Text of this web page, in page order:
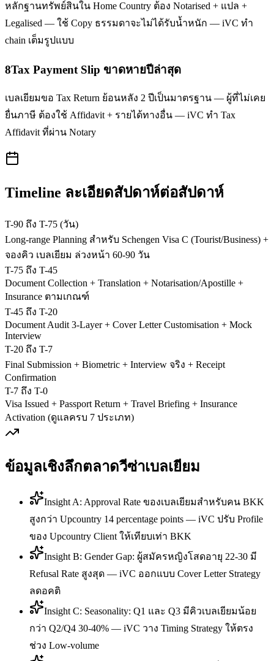
หลักฐานทรัพย์สินใน Home Country ต้อง Notarised + แปล +
Legalised — ใช้ Copy ธรรมดาจะไม่ได้รับน้ำหนัก — iVC ทำ
chain เต็มรูปแบบ
8Tax Payment Slip ขาดหายปีล่าสุด
เบลเยียมขอ Tax Return ย้อนหลัง 2 ปีเป็นมาตรฐาน — ผู้ที่ไม่เคย
ยื่นภาษี ต้องใช้ Affidavit + รายได้ทางอื่น — iVC ทำ Tax
Affidavit ที่ผ่าน Notary
Timeline ละเอียดสัปดาห์ต่อสัปดาห์
T-90 ถึง T-75 (วัน)
Long-range Planning สำหรับ Schengen Visa C (Tourist/Business) +
จองคิว เบลเยียม ล่วงหน้า 60-90 วัน
T-75 ถึง T-45
Document Collection + Translation + Notarisation/Apostille +
Insurance ตามเกณฑ์
T-45 ถึง T-20
Document Audit 3-Layer + Cover Letter Customisation + Mock
Interview
T-20 ถึง T-7
Final Submission + Biometric + Interview จริง + Receipt
Confirmation
T-7 ถึง T-0
Visa Issued + Passport Return + Travel Briefing + Insurance
Activation (ดูแลครบ 7 ประเภท)
ข้อมูลเชิงลึกตลาดวีซ่าเบลเยียม
Insight A: Approval Rate ของเบลเยียมสำหรับคน BKK
สูงกว่า Upcountry 14 percentage points — iVC ปรับ Profile
ของ Upcountry Client ให้เทียบเท่า BKK
Insight B: Gender Gap: ผู้สมัครหญิงโสดอายุ 22-30 มี
Refusal Rate สูงสุด — iVC ออกแบบ Cover Letter Strategy
ลดอคติ
Insight C: Seasonality: Q1 และ Q3 มีคิวเบลเยียมน้อย
กว่า Q2/Q4 30-40% — iVC วาง Timing Strategy ให้ตรง
ช่วง Low-volume